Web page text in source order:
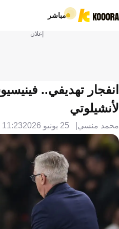
مباشر
إعلان
انفجار تهديفي..
لأنشيلوتي
محمد منسي 25 يونيو 2026 11:23